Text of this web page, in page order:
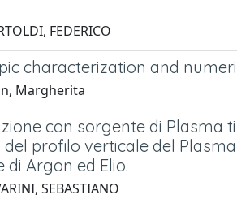
FEDERICO
characterization and
Margherita
con sorgente di
profilo verticale del
di Argon ed Elio.
SEBASTIANO